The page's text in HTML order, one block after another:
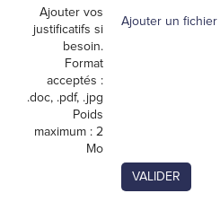
Ajouter vos
justificatifs si
besoin.
Format
acceptés :
.doc, .pdf, .jpg
Poids
maximum : 2
Mo
Ajouter un fichier